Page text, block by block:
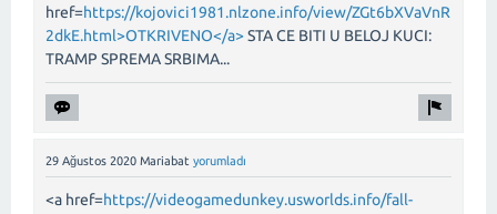
href=https://kojovici1981.nlzone.info/view/ZGt6bXVaVnR
2dkE.html>OTKRIVENO</a>STA CE BITI U BELOJ KUCI:
TRAMP SPREMA SRBIMA...
29 Ağustos 2020 Mariabat yorumladı
<a href=https://videogamedunkey.usworlds.info/fall-